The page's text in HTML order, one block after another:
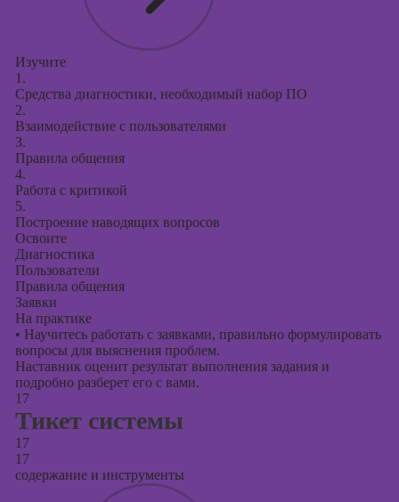
Изучите
1.
Средства диагностики, необходимый набор ПО
2.
Взаимодействие с пользователями
3.
Правила общения
4.
Работа с критикой
5.
Построение наводящих вопросов
Освоите
Диагностика
Пользователи
Правила общения
Заявки
На практике
• Научитесь работать с заявками, правильно формулировать
вопросы для выяснения проблем.
Наставник оценит результат выполнения задания и
подробно разберет его с вами.
17
Тикет системы
17
17
содержание и инструменты